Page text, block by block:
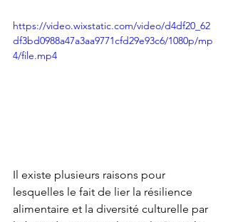
https://video.wixstatic.com/video/d4df20_62
df3bd0988a47a3aa9771cfd29e93c6/1080p/mp
4/file.mp4
Il existe plusieurs raisons pour
lesquelles le fait de lier la résilience
alimentaire et la diversité culturelle par